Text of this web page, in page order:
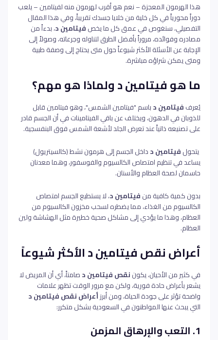
هذا الهرمون المعجزة – نعم هو أقرب لهرمون منه لفيتامين – يلعب
دوراً محورياً في كل خلية من خلايا جسدك تقريباً، وفي هذا المقال
التفصيلي، سنغوص في عمق كل ما يخصفيتامين د، بدءاً من
مصادره وفوائده، مروراً بأفضل الطرق لتناوله وجرعاته، وصولاً إلى
الإجابة عن الأسئلة الأكثر شيوعاً حول متى يحتاج إلى وصفة طبية
ومتى يمكن شراؤه مباشرة.
ما هو فيتامين د ولماذا هو مهم؟
يُعرففيتامين دباسم "فيتامين الشمس"، وهو فيتامين قابل
للذوبان في الدهون، ويختلف عن باقي الفيتامينات في أن الجسم قادر
على تصنيعه ذاتياً عند تعرض الجلد لأشعة الشمس فوق البنفسجية.
يتحولفيتامين دداخل الجسم إلى هرمون نشط (كالسيتريول)
يساعد في تنظيم امتصاص الكالسيوم والفوسفور، وهما معدنان
حاسمان لصحة العظام والأسنان.
بدون كمية كافية منفيتامين د، لا يستطيع الجسم امتصاص
الكالسيوم من الغذاء، مما يضطره لسحب مخزون الكالسيوم من
العظام، وهذا ما يؤدي إلى مشاكل صحية خطيرة مثل الهشاشة ولين
العظام.
أعراض نقص فيتامين د الأكثر شيوعاً
في كثير من الأحيان، يكوننقص فيتامين دصامتاً، أي أن المريض لا
يشعر بأعراض حادة فورية، ولكن مع مرور الوقت تظهر علامات
واضحة تؤثر على جودة الحياة، ومن أبرزأعراض نقص فيتامين د
التي يبحث عنها المواطنون في السعودية بشكل متكرر:
1. التعب والإرهاق المزمن